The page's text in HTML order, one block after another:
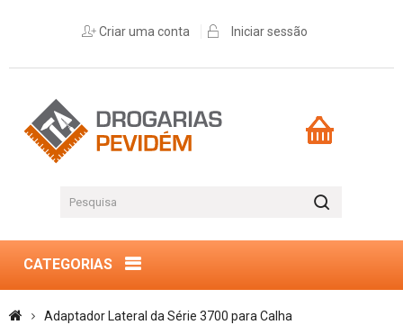
Criar uma conta Iniciar sessão
CATEGORIAS
Adaptador Lateral da Série 3700 para Calha